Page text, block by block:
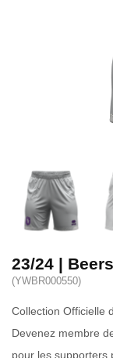
23/24 |
(YWBR000550)
Collection Officielle
Devenez membre
pour les supporters